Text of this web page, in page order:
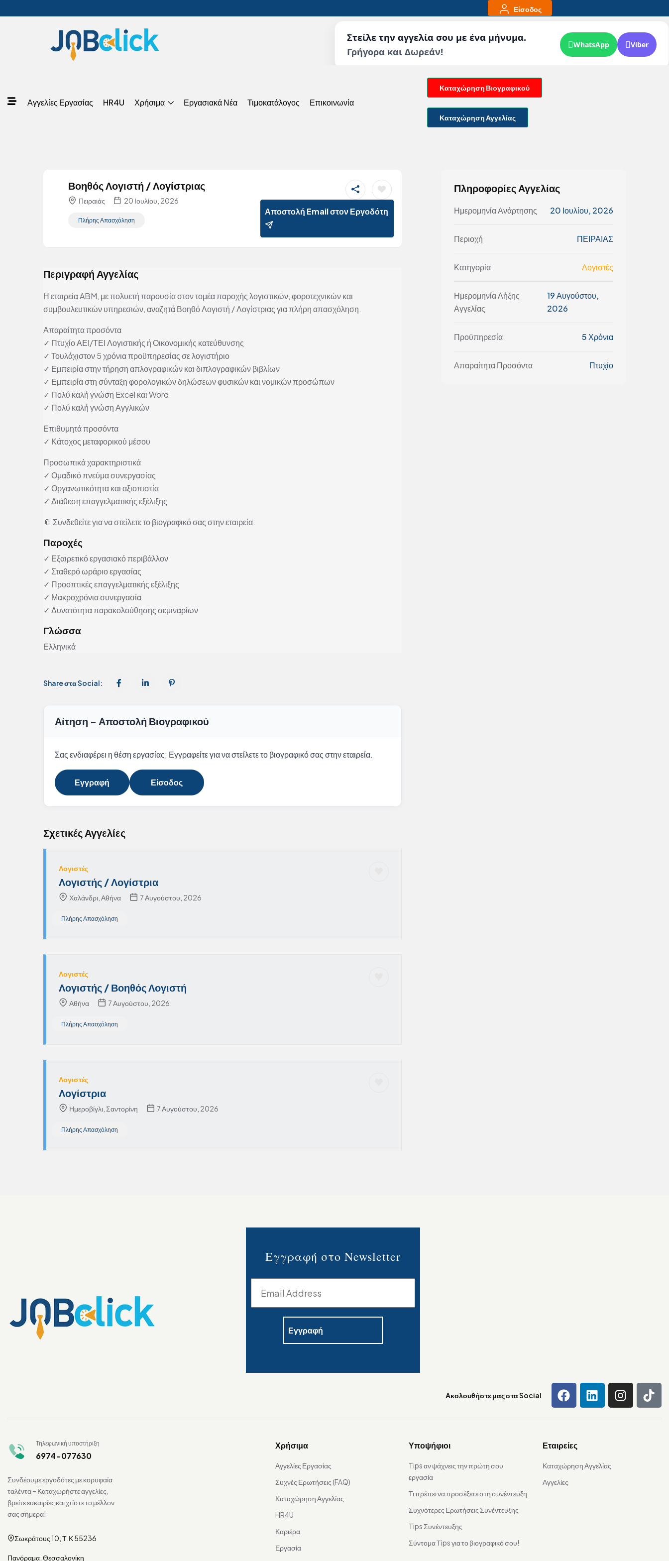
Είσοδος
Στείλε την αγγελία σου με ένα μήνυμα.
Γρήγορα και Δωρεάν!
WhatsApp Viber
Αγγελίες Εργασίας HR4U Χρήσιμα Εργασιακά Νέα Τιμοκατάλογος Επικοινωνία
Καταχώρηση Βιογραφικού
Καταχώρηση Αγγελίας
Βοηθός Λογιστή / Λογίστριας
Πειραιάς 20 Ιουλίου, 2026
Πλήρης Απασχόληση
Αποστολή Email στον Εργοδότη
Περιγραφή Αγγελίας
Η εταιρεία ABM, με πολυετή παρουσία στον τομέα παροχής λογιστικών, φοροτεχνικών και
συμβουλευτικών υπηρεσιών, αναζητά Βοηθό Λογιστή / Λογίστριας για πλήρη απασχόληση.
Απαραίτητα προσόντα
✓ Πτυχίο ΑΕΙ/ΤΕΙ Λογιστικής ή Οικονομικής κατεύθυνσης
✓ Τουλάχιστον 5 χρόνια προϋπηρεσίας σε λογιστήριο
✓ Εμπειρία στην τήρηση απλογραφικών και διπλογραφικών βιβλίων
✓ Εμπειρία στη σύνταξη φορολογικών δηλώσεων φυσικών και νομικών προσώπων
✓ Πολύ καλή γνώση Excel και Word
✓ Πολύ καλή γνώση Αγγλικών
Επιθυμητά προσόντα
✓ Κάτοχος μεταφορικού μέσου
Προσωπικά χαρακτηριστικά
✓ Ομαδικό πνεύμα συνεργασίας
✓ Οργανωτικότητα και αξιοπιστία
✓ Διάθεση επαγγελματικής εξέλιξης
📎 Συνδεθείτε για να στείλετε το βιογραφικό σας στην εταιρεία.
Παροχές
✓ Εξαιρετικό εργασιακό περιβάλλον
✓ Σταθερό ωράριο εργασίας
✓ Προοπτικές επαγγελματικής εξέλιξης
✓ Μακροχρόνια συνεργασία
✓ Δυνατότητα παρακολούθησης σεμιναρίων
Γλώσσα
Ελληνικά
Share στα Social:
Αίτηση - Αποστολή Βιογραφικού
Σας ενδιαφέρει η θέση εργασίας; Εγγραφείτε για να στείλετε το βιογραφικό σας στην εταιρεία.
Εγγραφή Είσοδος
Σχετικές Αγγελίες
Λογιστές
Λογιστής / Λογίστρια
Χαλάνδρι, Αθήνα 7 Αυγούστου, 2026
Πλήρης Απασχόληση
Λογιστές
Λογιστής / Βοηθός Λογιστή
Αθήνα 7 Αυγούστου, 2026
Πλήρης Απασχόληση
Λογιστές
Λογίστρια
Ημεροβίγλι, Σαντορίνη 7 Αυγούστου, 2026
Πλήρης Απασχόληση
Πληροφορίες Αγγελίας
Ημερομηνία Ανάρτησης 20 Ιουλίου, 2026
Περιοχή ΠΕΙΡΑΙΑΣ
Κατηγορία Λογιστές
Ημερομηνία Λήξης
Αγγελίας
19 Αυγούστου,
2026
Προϋπηρεσία 5 Χρόνια
Απαραίτητα Προσόντα Πτυχίο
Εγγραφή στο Newsletter
Ακολουθήστε μας στα Social
Τηλεφωνική υποστήριξη
6974-077630
Συνδέουμε εργοδότες με κορυφαία
ταλέντα – Καταχωρήστε αγγελίες,
βρείτε ευκαιρίες και χτίστε το μέλλον
σας σήμερα!
Σωκράτους 10, Τ.Κ 55236
Πανόραμα, Θεσσαλονίκη
Χρήσιμα
Αγγελίες Εργασίας
Συχνές Ερωτήσεις (FAQ)
Καταχώρηση Αγγελίας
HR4U
Καριέρα
Εργασία
Υποψήφιοι
Tips αν ψάχνεις την πρώτη σου
εργασία
Τι πρέπει να προσέξετε στη συνέντευξη
Συχνότερες Ερωτήσεις Συνέντευξης
Tips Συνέντευξης
Σύντομα Τips για το βιογραφικό σου!
Εταιρείες
Καταχώρηση Αγγελίας
Αγγελίες